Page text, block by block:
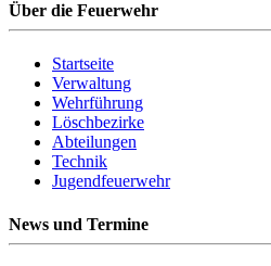
Über die Feuerwehr
Startseite
Verwaltung
Wehrführung
Löschbezirke
Abteilungen
Technik
Jugendfeuerwehr
News und Termine